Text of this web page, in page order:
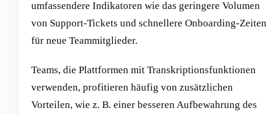
umfassendere Indikatoren wie das geringere Volumen
von Support-Tickets und schnellere Onboarding-Zeiten
für neue Teammitglieder.
Teams, die Plattformen mit Transkriptionsfunktionen
verwenden, profitieren häufig von zusätzlichen
Vorteilen, wie z. B. einer besseren Aufbewahrung des